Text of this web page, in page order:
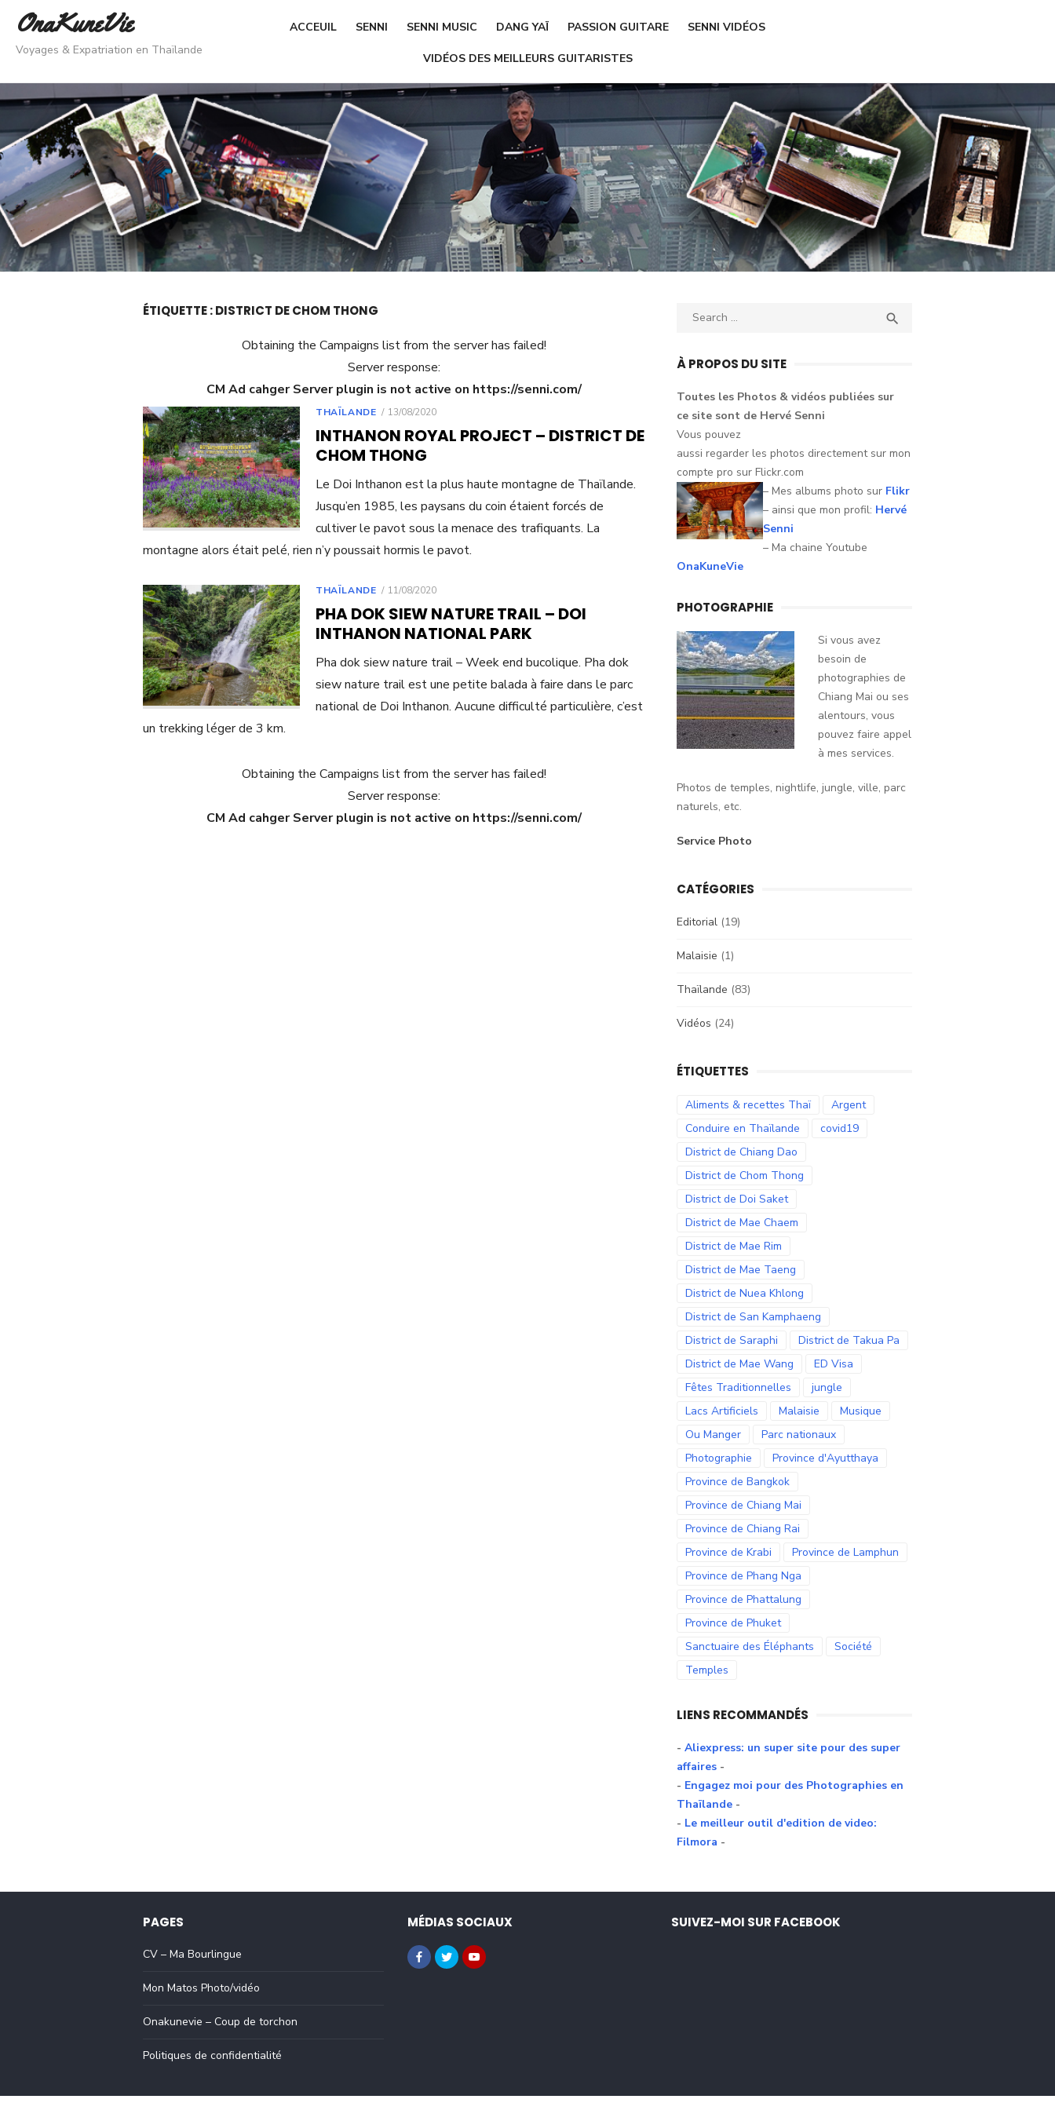
content
OnaKuneVie
Voyages & Expatriation en Thaïlande
ACCEUIL SENNI SENNI MUSIC DANG YAÏ PASSION GUITARE SENNI VIDÉOS
VIDÉOS DES MEILLEURS GUITARISTES
ÉTIQUETTE :DISTRICT DE CHOM THONG
Obtaining the Campaigns list from the server has failed!
Server response:
CM Ad cahger Server plugin is not active on https://senni.com/
THAÏLANDE
POSTED
13/08/2020
INTHANON ROYAL PROJECT – DISTRICT DE
CHOM THONG
Le Doi Inthanon est la plus haute montagne de Thaïlande.
Jusqu’en 1985, les paysans du coin étaient forcés de
cultiver le pavot sous la menace des trafiquants. La
montagne alors était pelé, rien n’y poussait hormis le pavot.
THAÏLANDE
POSTED
11/08/2020
PHA DOK SIEW NATURE TRAIL – DOI
INTHANON NATIONAL PARK
Pha dok siew nature trail – Week end bucolique. Pha dok
siew nature trail est une petite balada à faire dans le parc
national de Doi Inthanon. Aucune difficulté particulière, c’est
un trekking léger de 3 km.
Obtaining the Campaigns list from the server has failed!
Server response:
CM Ad cahger Server plugin is not active on https://senni.com/
Search

À PROPOS DU SITE
Toutes les Photos & vidéos publiées sur
ce site sont de Hervé Senni
Vous pouvez
aussi regarder les photos directement sur mon
compte pro sur Flickr.com
– Mes albums photo sur Flikr
– ainsi que mon profil: Hervé
Senni
– Ma chaine Youtube
OnaKuneVie
PHOTOGRAPHIE
Si vous avez
besoin de
photographies de
Chiang Mai ou ses
alentours, vous
pouvez faire appel
à mes services.
Photos de temples, nightlife, jungle, ville, parc
naturels, etc.
Service Photo
CATÉGORIES
Editorial (19)
Malaisie (1)
Thaïlande (83)
Vidéos (24)
ÉTIQUETTES
Aliments & recettes Thaï
Argent
Conduire en Thaïlande
covid19
District de Chiang Dao
District de Chom Thong
District de Doi Saket
District de Mae Chaem
District de Mae Rim
District de Mae Taeng
District de Nuea Khlong
District de San Kamphaeng
District de Saraphi
District de Takua Pa
District de Mae Wang
ED Visa
Fêtes Traditionnelles
jungle
Lacs Artificiels
Malaisie
Musique
Ou Manger
Parc nationaux
Photographie
Province d'Ayutthaya
Province de Bangkok
Province de Chiang Mai
Province de Chiang Rai
Province de Krabi
Province de Lamphun
Province de Phang Nga
Province de Phattalung
Province de Phuket
Sanctuaire des Éléphants
Société
Temples
LIENS RECOMMANDÉS
- Aliexpress: un super site pour des super
affaires -
- Engagez moi pour des Photographies en
Thaïlande -
- Le meilleur outil d'edition de video:
Filmora -
PAGES
CV – Ma Bourlingue
Mon Matos Photo/vidéo
Onakunevie – Coup de torchon
Politiques de confidentialité
MÉDIAS SOCIAUX SUIVEZ-MOI SUR FACEBOOK